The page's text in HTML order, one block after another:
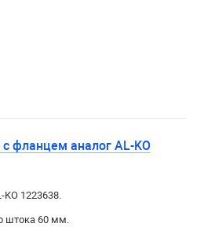
фланцем аналог AL-KO
1223638.
штока 60 мм.